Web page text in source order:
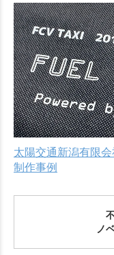
太陽交通新潟有限
制作事例
ノ